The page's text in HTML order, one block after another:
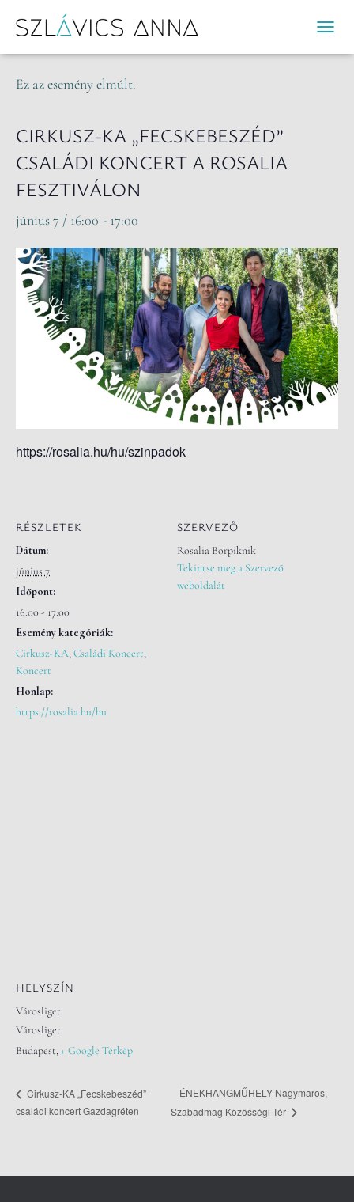
A
/
K
I
K
A
P
C
S
O
L
« Összes Események
Ez az esemény elmúlt.
CIRKUSZ-KA „FECSKEBESZÉD”
CSALÁDI KONCERT A ROSALIA
FESZTIVÁLON
június 7 / 16:00 - 17:00
https://rosalia.hu/hu/szinpadok
RÉSZLETEK
Dátum:
június 7
Időpont:
16:00 - 17:00
Esemény kategóriák:
Cirkusz-KA,Családi Koncert,
Koncert
Honlap:
https://rosalia.hu/hu
SZERVEZŐ
Rosalia Borpiknik
Tekintse meg a Szervező
weboldalát
HELYSZÍN
Városliget
Városliget
Budapest,+ Google Térkép
Cirkusz-KA „Fecskebeszéd”
családi koncert Gazdagréten
ÉNEKHANGMŰHELY Nagymaros,
Szabadmag Közösségi Tér